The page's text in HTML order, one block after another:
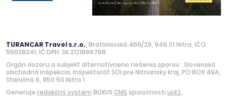
TURANCAR Travel s.r.o. , Bratislavská 466/29, 949 01 Nitra, IČO:
55028241, IČ DPH: SK 2121898768.
Orgán dozoru a subjekt alternatívneho riešenia sporov : Slovenská
obchodná inšpekcia, Inšpektorát SOI pre Nitriansky kraj, PO BOX 49A,
Staničná 9, 950 50 Nitra 1
Generuje redakčný systém BUXUS CMS spoločnosti ui42.